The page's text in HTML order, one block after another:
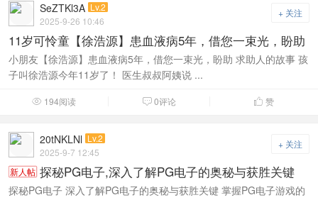
+ 关注
SeZTKl3A Lv.2
2025-9-26 10:46
11岁可怜童【徐浩源】患血液病5年，借您一束光，盼助
小朋友【徐浩源】患血液病5年，借您一束光，盼助 求助人的故事 孩
子叫徐浩源今年11岁了！ 医生叔叔阿姨说 ...
 194阅读  0评论  赞
+ 关注
20tNKLNl Lv.2
2025-9-7 12:45
新人帖 探秘PG电子,深入了解PG电子的奥秘与获胜关键
探秘PG电子 深入了解PG电子的奥秘与获胜关键 掌握PG电子游戏的